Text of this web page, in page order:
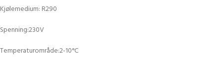
Kjølemedium: R290
Spenning:230V
Temperaturområde:2-10°C